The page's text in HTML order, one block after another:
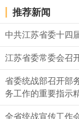
推荐新闻
中共江苏省委十四
江苏省委常委会召
省委统战部召开部
务工作的重要指示
全省统战宣传工作